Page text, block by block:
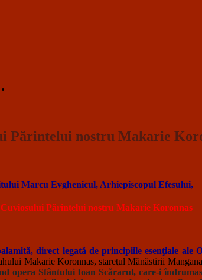
Părintelui nostru Makarie
Marcu Evghenicul, Arhiepiscopul Efesului,
Cuviosului Părintelui nostru Makarie Koronnas
direct legată de principiile esenţiale ale
Makarie Koronnas, stareţul Mănăstirii
opera Sfântului Ioan Scărarul, care-i